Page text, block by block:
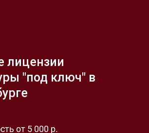
лицензии
"под ключ" в
от 5 000 р.